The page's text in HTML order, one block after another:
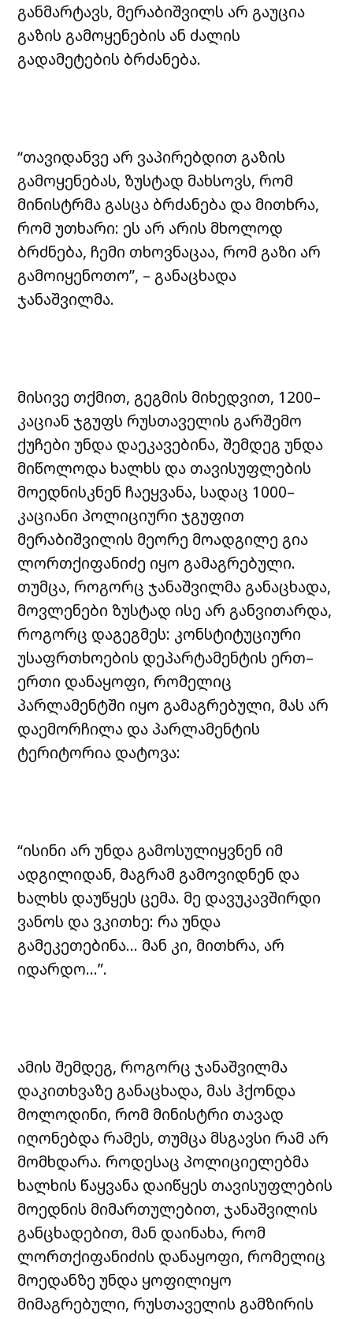
განმარტავს, მერაბიშვილს არ გაუცია
გაზის გამოყენების ან ძალის
გადამეტების ბრძანება.
“თავიდანვე არ ვაპირებდით გაზის
გამოყენებას, ზუსტად მახსოვს, რომ
მინისტრმა გასცა ბრძანება და მითხრა,
რომ უთხარი: ეს არ არის მხოლოდ
ბრძნება, ჩემი თხოვნაცაა, რომ გაზი არ
გამოიყენოთო”, – განაცხადა
ჯანაშვილმა.
მისივე თქმით, გეგმის მიხედვით, 1200–
კაციან ჯგუფს რუსთაველის გარშემო
ქუჩები უნდა დაეკავებინა, შემდეგ უნდა
მიწოლოდა ხალხს და თავისუფლების
მოედნისკნენ ჩაეყვანა, სადაც 1000–
კაციანი პოლიციური ჯგუფით
მერაბიშვილის მეორე მოადგილე გია
ლორთქიფანიძე იყო გამაგრებული.
თუმცა, როგორც ჯანაშვილმა განაცხადა,
მოვლენები ზუსტად ისე არ განვითარდა,
როგორც დაგეგმეს: კონსტიტუციური
უსაფრთხოების დეპარტამენტის ერთ–
ერთი დანაყოფი, რომელიც
პარლამენტში იყო გამაგრებული, მას არ
დაემორჩილა და პარლამენტის
ტერიტორია დატოვა:
“ისინი არ უნდა გამოსულიყვნენ იმ
ადგილიდან, მაგრამ გამოვიდნენ და
ხალხს დაუწყეს ცემა. მე დავუკავშირდი
ვანოს და ვკითხე: რა უნდა
გამეკეთებინა… მან კი, მითხრა, არ
იდარდო…”.
ამის შემდეგ, როგორც ჯანაშვილმა
დაკითხვაზე განაცხადა, მას ჰქონდა
მოლოდინი, რომ მინისტრი თავად
იღონებდა რამეს, თუმცა მსგავსი რამ არ
მომხდარა. როდესაც პოლიციელებმა
ხალხის წაყვანა დაიწყეს თავისუფლების
მოედნის მიმართულებით, ჯანაშვილის
განცხადებით, მან დაინახა, რომ
ლორთქიფანიძის დანაყოფი, რომელიც
მოედანზე უნდა ყოფილიყო
მიმაგრებული, რუსთაველის გამზირის